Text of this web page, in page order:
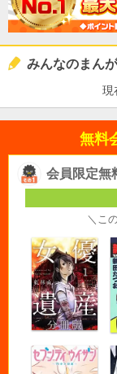
みんなのまん
現
無料
会員限定無
＼こ